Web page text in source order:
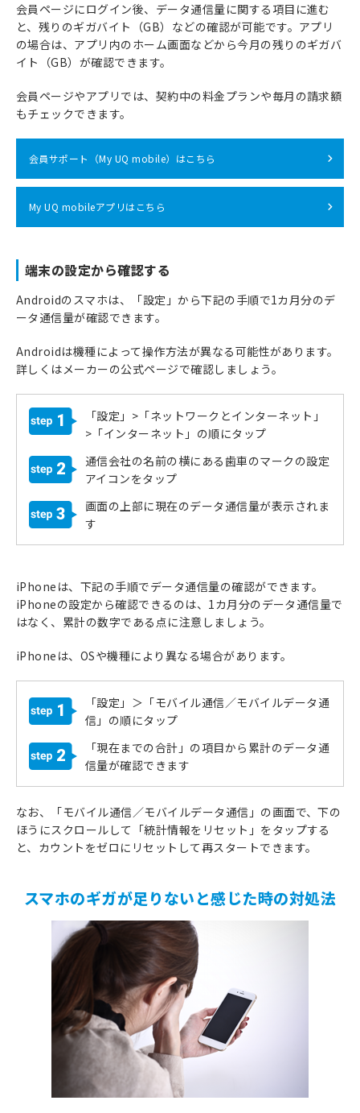
会員ページにログイン後、データ通信量に関する項目に進む
と、残りのギガバイト（GB）などの確認が可能です。アプリ
の場合は、アプリ内のホーム画面などから今月の残りのギガバ
イト（GB）が確認できます。
会員ページやアプリでは、契約中の料金プランや毎月の請求額
もチェックできます。
会員サポート（My UQ mobile）はこちら
My UQ mobileアプリはこちら
端末の設定から確認する
Androidのスマホは、「設定」から下記の手順で1カ月分のデ
ータ通信量が確認できます。
Androidは機種によって操作方法が異なる可能性があります。
詳しくはメーカーの公式ページで確認しましょう。
1
「設定」>「ネットワークとインターネット」
>「インターネット」の順にタップ
2
通信会社の名前の横にある歯車のマークの設定
アイコンをタップ
3
画面の上部に現在のデータ通信量が表示されま
す
iPhoneは、下記の手順でデータ通信量の確認ができます。
iPhoneの設定から確認できるのは、1カ月分のデータ通信量で
はなく、累計の数字である点に注意しましょう。
iPhoneは、OSや機種により異なる場合があります。
1
「設定」＞「モバイル通信／モバイルデータ通
信」の順にタップ
2
「現在までの合計」の項目から累計のデータ通
信量が確認できます
なお、「モバイル通信／モバイルデータ通信」の画面で、下の
ほうにスクロールして「統計情報をリセット」をタップする
と、カウントをゼロにリセットして再スタートできます。
スマホのギガが足りないと感じた時の対処法